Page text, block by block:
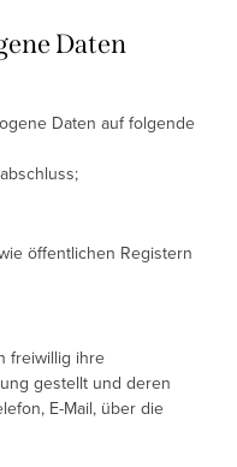
Daten
Daten auf folgende
öffentlichen Registern
freiwillig ihre
gestellt und deren
E-Mail, über die